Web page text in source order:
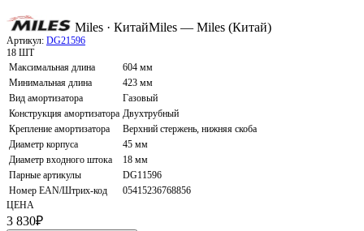
Miles · КитайMiles — Miles (Китай)
Артикул: DG21596
18 ШТ
Максимальная длина
604 мм
Минимальная длина
423 мм
Вид амортизатора
Газовый
Конструкция амортизатора Двухтрубный
Крепление амортизатора
Верхний стержень, нижняя скоба
Диаметр корпуса
45 мм
Диаметр входного штока
18 мм
Парные артикулы
DG11596
Номер EAN/Штрих-код
05415236768856
ЦЕНА
3 830₽